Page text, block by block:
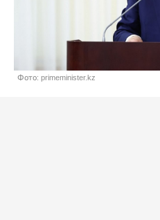
Фото: primeminister.kz